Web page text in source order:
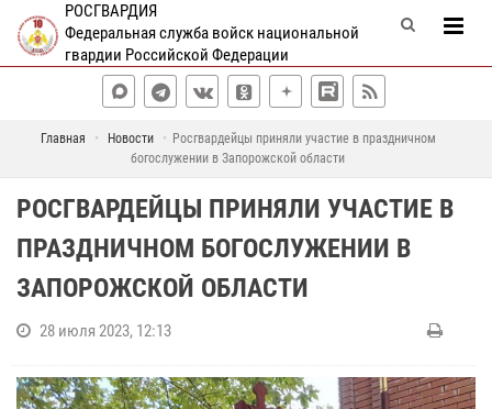
РОСГВАРДИЯ
Федеральная служба войск национальной
гвардии Российской Федерации
Главная Новости
Росгвардейцы приняли участие в праздничном
богослужении в Запорожской области
РОСГВАРДЕЙЦЫ ПРИНЯЛИ УЧАСТИЕ В
ПРАЗДНИЧНОМ БОГОСЛУЖЕНИИ В
ЗАПОРОЖСКОЙ ОБЛАСТИ
28 июля 2023, 12:13